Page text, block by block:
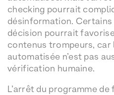
checking pourrait
désinformation.
décision pourrait
contenus trompeurs, car
automatisée n’est pas
vérification humaine.
L’arrêt du programme